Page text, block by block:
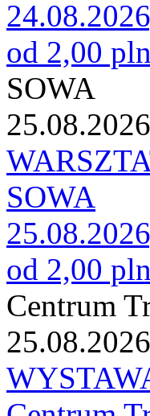
od 2,00 pln
SOWA
SOWA
od 2,00 pln
Centrum